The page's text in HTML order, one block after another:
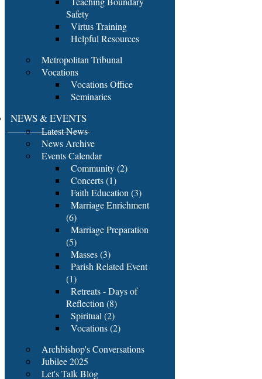
Safety
Virtus Training
Helpful Resources
Metropolitan Tribunal
Vocations
Vocations Office
Seminaries
NEWS & EVENTS
Latest News
News Archive
Events Calendar
Community (2)
Concerts (1)
Faith Education (3)
Marriage Enrichment
(6)
Marriage Preparation
(5)
Masses (3)
Parish Related Event
(1)
Retreats - Days of
Reflection (8)
Spiritual (2)
Vocations (2)
Archbishop's Conversations
Jubilee 2025
Let's Talk Blog